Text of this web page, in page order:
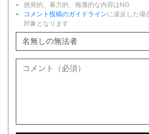
挑発的、暴力的、侮蔑的な内容はNG
コメント投稿のガイドラインに違反した場
対象となります